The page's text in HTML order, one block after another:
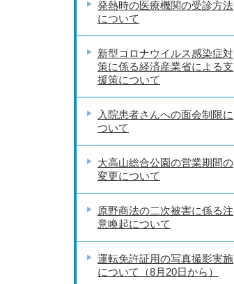
発熱時の医療機関の受診方法
について
新型コロナウイルス感染症対
策に係る経済産業省による支
援策について
入院患者さんへの面会制限に
ついて
大高山総合公園の営業期間の
変更について
原野商法の二次被害に係る注
意喚起について
運転免許証用の写真撮影実施
について（8月20日から）